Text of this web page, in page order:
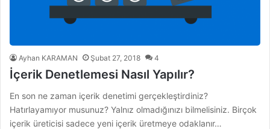
Ayhan KARAMAN Şubat 27, 2018 4
İçerik Denetlemesi Nasıl Yapılır?
En son ne zaman içerik denetimi gerçekleştirdiniz?
Hatırlayamıyor musunuz? Yalnız olmadığınızı bilmelisiniz. Birçok
içerik üreticisi sadece yeni içerik üretmeye odaklanır…